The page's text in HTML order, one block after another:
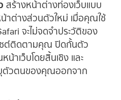
สร้างหน้าต่างท่องเว็บแบบ
าต่างส่วนตัวใหม่ เมื่อคุณใช้
จะไม่จดจำประวัติของ
ซต์ติดตามคุณ ปิดกั้นตัว
น้าเว็บโดยสิ้นเชิง และ
บุตัวตนของคุณออกจาก